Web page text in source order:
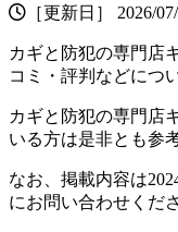
［更新日］ 2026/
カギと防犯の専門店
コミ・評判などにつ
カギと防犯の専門店
いる方は是非とも参
なお、掲載内容は
にお問い合わせくだ